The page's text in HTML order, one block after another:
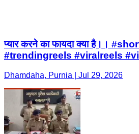
प्यार करने का फायदा क्या है।।
#trendingreels #viralreels
Dhamdaha, Purnia | Jul 29, 2026